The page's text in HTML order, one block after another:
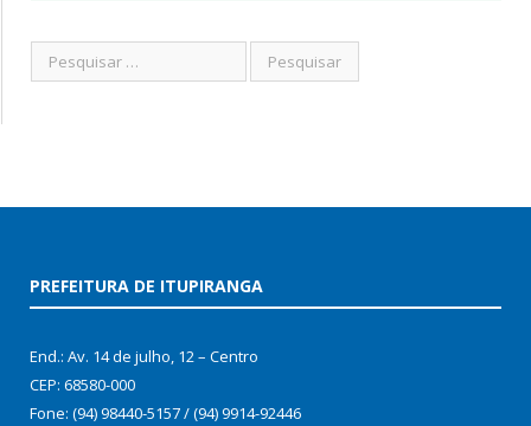
PREFEITURA DE ITUPIRANGA
End.: Av. 14 de julho, 12 – Centro
CEP: 68580-000
Fone: (94) 98440-5157 / (94) 9914-92446